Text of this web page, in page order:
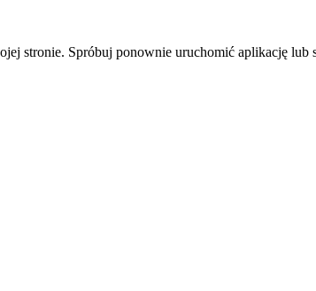
stronie. Spróbuj ponownie uruchomić aplikację lub